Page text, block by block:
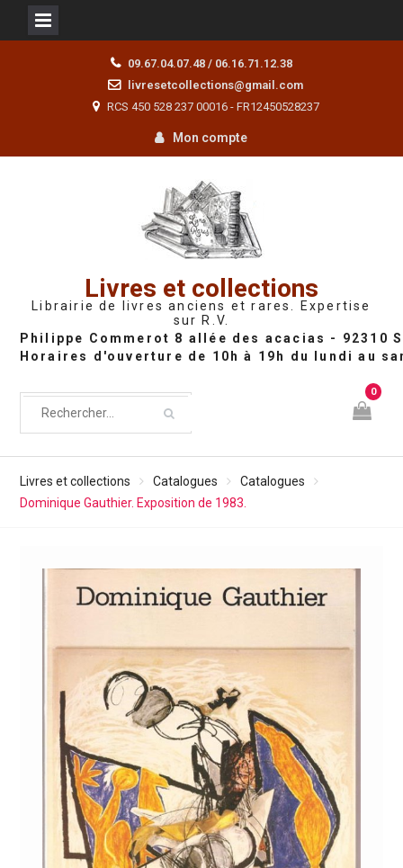
09.67.04.07.48 / 06.16.71.12.38
livresetcollections@gmail.com
RCS 450 528 237 00016 - FR12450528237
Mon compte
Livres et collections
Librairie de livres anciens et rares. Expertise
sur R.V.
0
Livres et collections Catalogues
Catalogues
Dominique Gauthier. Exposition de 1983.